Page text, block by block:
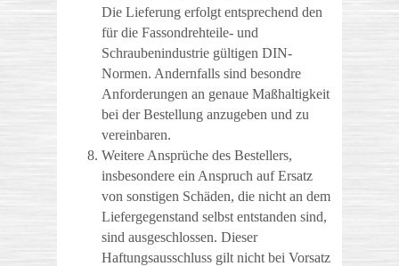
Die Lieferung erfolgt entsprechend den
für die Fassondrehteile- und
Schraubenindustrie gültigen DIN-
Normen. Andernfalls sind besondre
Anforderungen an genaue Maßhaltigkeit
bei der Bestellung anzugeben und zu
vereinbaren.
Weitere Ansprüche des Bestellers,
insbesondere ein Anspruch auf Ersatz
von sonstigen Schäden, die nicht an dem
Liefergegenstand selbst entstanden sind,
sind ausgeschlossen. Dieser
Haftungsausschluss gilt nicht bei Vorsatz